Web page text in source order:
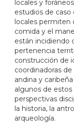
locales y
estudios de
locales permiten
comida y el
están incidiendo
pertenencia
construcción de
coordinadoras
andina y
algunos de
perspectivas
la historia, la
arqueología.